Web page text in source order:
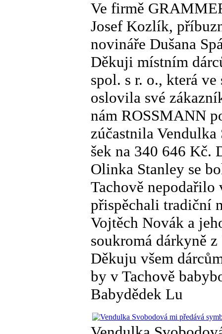
Ve firmě
Josef Kozlík,
novináře Dušana
Děkuji místním
spol. s r. o., která
oslovila své
nám ROSSMANN
zúčastnila
šek na 340 646 Kč.
Olinka Stanley se
Tachově nepodařilo
přispěchali tradiční
Vojtěch Novák a
soukromá dárkyně
Děkuju všem
by v Tachově
Babydědek Lu